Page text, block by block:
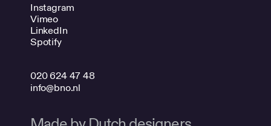
Instagram
Vimeo
LinkedIn
Spotify
020 624 47 48
info@bno.nl